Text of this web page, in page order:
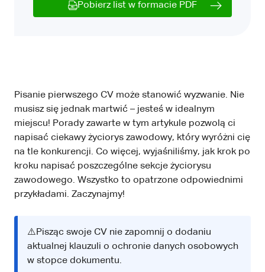
Pobierz list w formacie PDF
Pisanie pierwszego CV może stanowić wyzwanie. Nie
musisz się jednak martwić – jesteś w idealnym
miejscu! Porady zawarte w tym artykule pozwolą ci
napisać ciekawy życiorys zawodowy, który wyróżni cię
na tle konkurencji. Co więcej, wyjaśniliśmy, jak krok po
kroku napisać poszczególne sekcje życiorysu
zawodowego. Wszystko to opatrzone odpowiednimi
przykładami. Zaczynajmy!
⚠️Pisząc swoje CV nie zapomnij o dodaniu
aktualnej klauzuli o ochronie danych osobowych
w stopce dokumentu.